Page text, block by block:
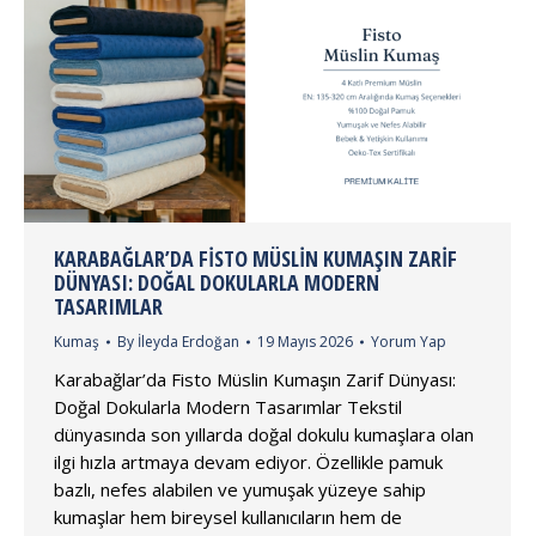
KARABAĞLAR’DA FISTO MÜSLIN KUMAŞIN ZARIF
DÜNYASI: DOĞAL DOKULARLA MODERN
TASARIMLAR
Kumaş By İleyda Erdoğan 19 Mayıs 2026 Yorum Yap
Karabağlar’da Fisto Müslin Kumaşın Zarif Dünyası:
Doğal Dokularla Modern Tasarımlar Tekstil
dünyasında son yıllarda doğal dokulu kumaşlara olan
ilgi hızla artmaya devam ediyor. Özellikle pamuk
bazlı, nefes alabilen ve yumuşak yüzeye sahip
kumaşlar hem bireysel kullanıcıların hem de